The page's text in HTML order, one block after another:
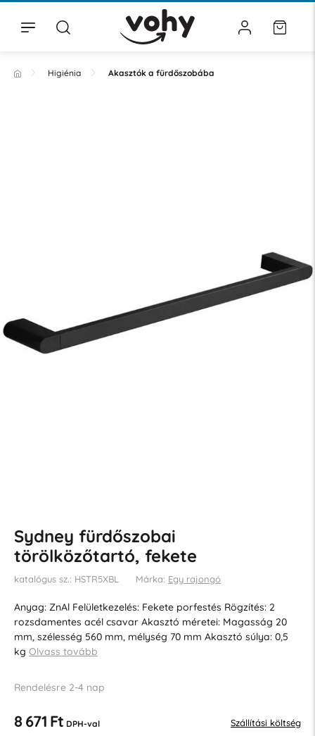
Higiénia Akasztók a fürdőszobába
Sydney fürdőszobai
törölközőtartó, fekete
katalógus sz.: HSTR5XBL Márka: Egy rajongó
Anyag: ZnAl Felületkezelés: Fekete porfestés Rögzítés: 2
rozsdamentes acél csavar Akasztó méretei: Magasság 20
mm, szélesség 560 mm, mélység 70 mm Akasztó súlya: 0,5
kg Olvass tovább
Rendelésre 2-4 nap
8 671 Ft DPH-val Szállítási költség